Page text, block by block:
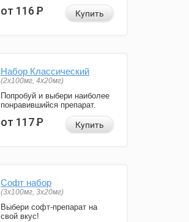
от 116Р Купить
Набор Классический
(2x100мг, 4x20мг)
Попробуй и выбери наиболее
понравившийся препарат.
от 117Р Купить
Софт набор
(3x100мг, 3x20мг)
Выбери софт-препарат на
свой вкус!